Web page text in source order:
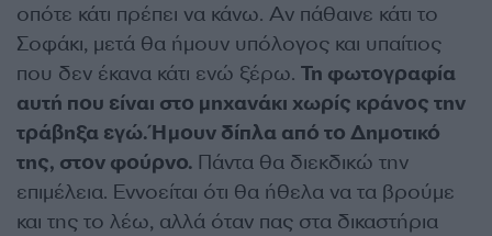
οπότε κάτι πρέπει να κάνω. Αν πάθαινε κάτι το
Σοφάκι, μετά θα ήμουν υπόλογος και υπαίτιος
που δεν έκανα κάτι ενώ ξέρω. Τη φωτογραφία
αυτή που είναι στο μηχανάκι χωρίς κράνος την
τράβηξα εγώ. Ήμουν δίπλα από το Δημοτικό
της, στον φούρνο. Πάντα θα διεκδικώ την
επιμέλεια. Εννοείται ότι θα ήθελα να τα βρούμε
και της το λέω, αλλά όταν πας στα δικαστήρια